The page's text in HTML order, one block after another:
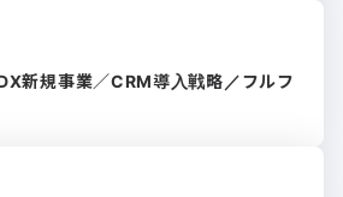
新規事業／CRM導入戦略／フルフ